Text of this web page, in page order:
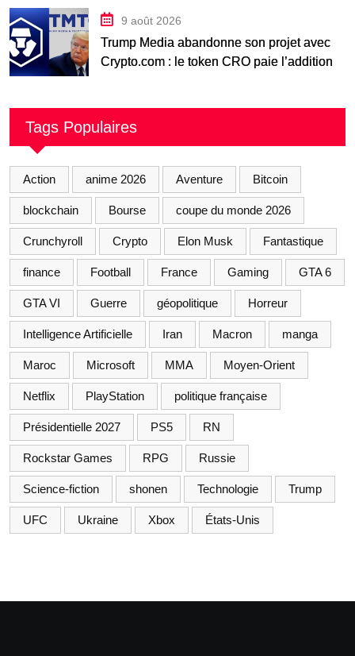
9 août 2026
Trump Media abandonne son projet avec
Crypto.com : le token CRO paie l’addition
Tags Populaires
Action anime 2026 Aventure Bitcoin
blockchain Bourse coupe du monde 2026
Crunchyroll Crypto Elon Musk Fantastique
finance Football France Gaming GTA 6
GTA VI Guerre géopolitique Horreur
Intelligence Artificielle Iran Macron manga
Maroc Microsoft MMA Moyen-Orient
Netflix PlayStation politique française
Présidentielle 2027 PS5 RN
Rockstar Games RPG Russie
Science-fiction shonen Technologie Trump
UFC Ukraine Xbox États-Unis